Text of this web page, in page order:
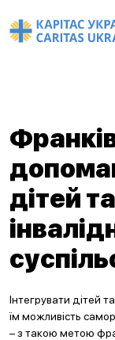
дітей
Інтегрувати дітей
їм можливість
– з такою метою